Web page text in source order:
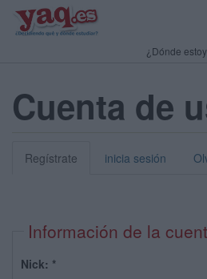
¿Dónde
Cuenta de
Regístrate inicia sesión
Información de la
Nick: *